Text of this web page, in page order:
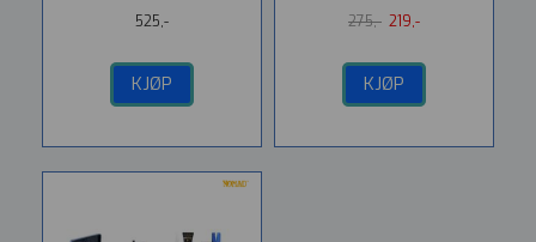
525,-
KJØP
275,- 219,-
KJØP